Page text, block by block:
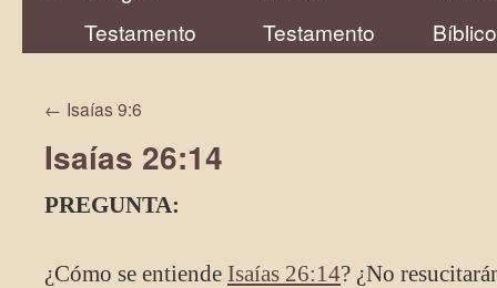
Testamento
Testamento
← Isaías 9:6
Isaías 26:14
PREGUNTA:
¿Cómo se entiende Isaías 26:14? ¿No